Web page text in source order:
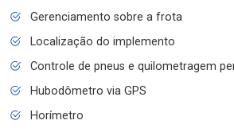
Gerenciamento sobre a frota
Localização do implemento
Controle de pneus e quilometragem
Hubodômetro via GPS
Horímetro